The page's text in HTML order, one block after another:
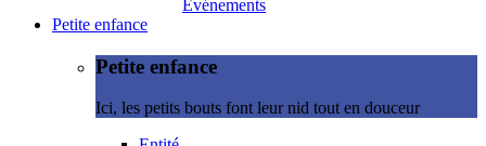
Evénements
Petite enfance
Petite enfance
Ici, les petits bouts font leur nid tout en douceur